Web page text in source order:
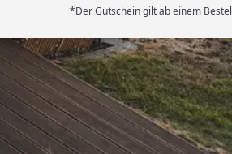
*Der Gutschein gilt ab einem
Versand